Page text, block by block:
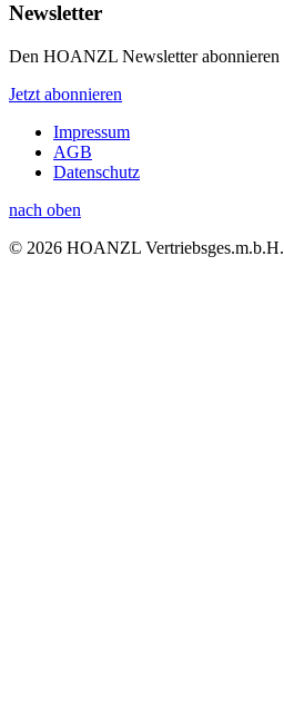
Newsletter
Den HOANZL Newsletter abonnieren
Jetzt abonnieren
Impressum
AGB
Datenschutz
nach oben
© 2026 HOANZL Vertriebsges.m.b.H.